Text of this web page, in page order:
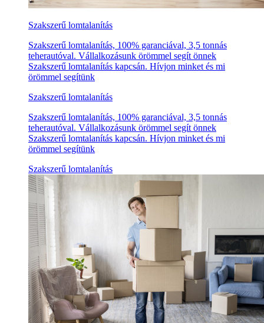
Szakszerű lomtalanítás
Szakszerű lomtalanítás, 100% garanciával, 3,5 tonnás
teherautóval. Vállalkozásunk örömmel segít önnek
Szakszerű lomtalanítás kapcsán. Hívjon minket és mi
örömmel segítünk
Szakszerű lomtalanítás
Szakszerű lomtalanítás, 100% garanciával, 3,5 tonnás
teherautóval. Vállalkozásunk örömmel segít önnek
Szakszerű lomtalanítás kapcsán. Hívjon minket és mi
örömmel segítünk
Szakszerű lomtalanítás